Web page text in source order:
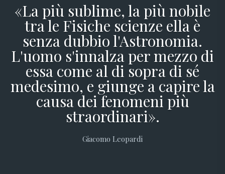
«La più sublime, la più nobile
tra le Fisiche scienze ella è
senza dubbio l'Astronomia.
L'uomo s'innalza per mezzo di
essa come al di sopra di sé
medesimo, e giunge a capire la
causa dei fenomeni più
straordinari».
Giacomo Leopardi